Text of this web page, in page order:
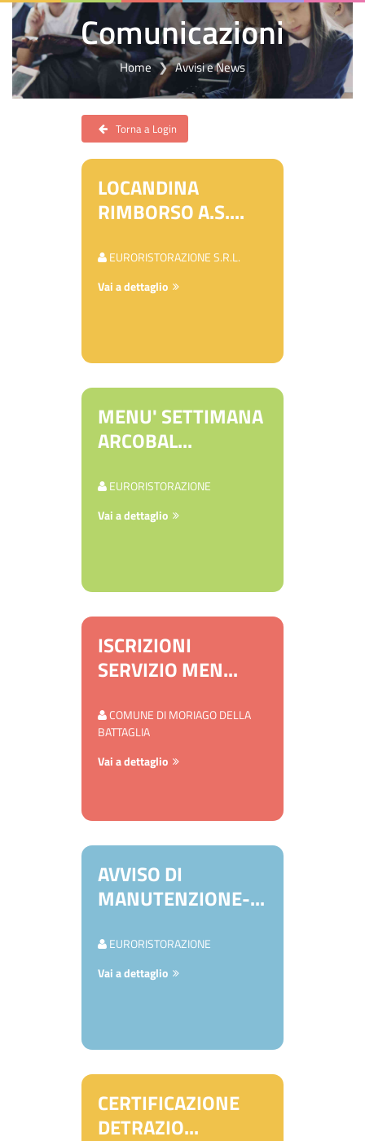
Comunicazioni
Home Avvisi e News
Torna a Login
LOCANDINA
RIMBORSO A.S....
EURORISTORAZIONE S.R.L.
Vai a dettaglio
MENU' SETTIMANA
ARCOBAL...
EURORISTORAZIONE
Vai a dettaglio
ISCRIZIONI
SERVIZIO MEN...
COMUNE DI MORIAGO DELLA
BATTAGLIA
Vai a dettaglio
AVVISO DI
MANUTENZIONE-...
EURORISTORAZIONE
Vai a dettaglio
CERTIFICAZIONE
DETRAZIO...